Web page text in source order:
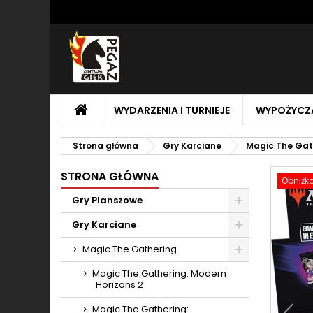
STRONA
GŁÓWNA
WYDARZENIA I TURNIEJE
Strona główna Gry Karciane Magic The
STRONA GŁÓWNA
Gry Planszowe
Toggle
Gry Karciane
Toggle
Magic The Gathering
Toggle
Magic The Gathering: Modern
Horizons 2
Magic The Gathering: